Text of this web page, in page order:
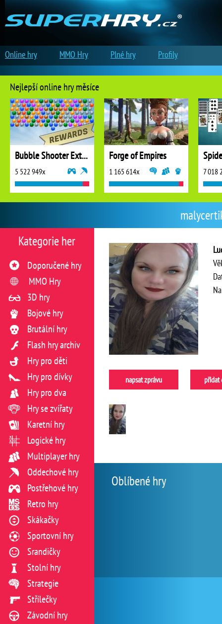
napsat zprávu přidat
Oblíbené hry
Kategorie her
Doporučené hry
MMO Hry
3D hry
Bojové hry
Brutální hry
Flash hry archiv
Hry pro děti
Hry pro dívky
Hry pro dva
Hry se zvířaty
Karetní hry
Logické hry
Multiplayer hry
Oddechové hry
Postřehové hry
Retro hry
Skákačky
Sportovní hry
Srandičky
Stolní hry
Strategie
Střílečky
Závodní hry
Nejlepší online hry měsíce
Bubble Shooter Extreme
5 522 949x
Forge of Empires
1 165 614x 7 018
Online hry MMO Hry Plné hry Profily